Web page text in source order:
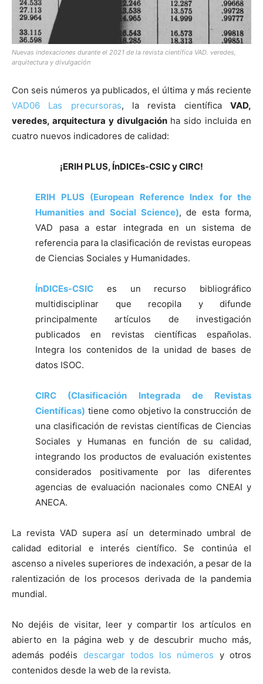
Nuevas indexaciones durante el 2021 de la revista científica VAD. veredes,
arquitectura y divulgación
Con seis números ya publicados, el última y más reciente
VAD06 Las precursoras, la revista científicaVAD,
veredes, arquitectura y divulgaciónha sido incluida en
cuatro nuevos indicadores de calidad:
¡ERIH PLUS, ÍnDICEs-CSIC y CIRC!
ERIH PLUS (European Reference Index for the
Humanities and Social Science), de esta forma,
VAD pasa a estar integrada en un sistema de
referencia para la clasificación de revistas europeas
de Ciencias Sociales y Humanidades.
ÍnDICEs-CSIC es un recurso bibliográfico
multidisciplinar que recopila y difunde
principalmente artículos de investigación
publicados en revistas científicas españolas.
Integra los contenidos de la unidad de bases de
datos ISOC.
CIRC (Clasificación Integrada de Revistas
Científicas) tiene como objetivo la construcción de
una clasificación de revistas científicas de Ciencias
Sociales y Humanas en función de su calidad,
integrando los productos de evaluación existentes
considerados positivamente por las diferentes
agencias de evaluación nacionales como CNEAI y
ANECA.
La revista VAD supera así un determinado umbral de
calidad editorial e interés científico. Se continúa el
ascenso a niveles superiores de indexación, a pesar de la
ralentización de los procesos derivada de la pandemia
mundial.
No dejéis de visitar, leer y compartir los artículos en
abierto en la página web y de descubrir mucho más,
además podéis descargar todos los números y otros
contenidos desde la web de la revista.